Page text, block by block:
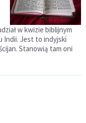
w kwizie biblijnym
Indii. Jest to indyjski
Stanowią tam oni